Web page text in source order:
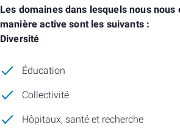
Les domaines dans lesquels nous nous
manière active sont les suivants :
Diversité
Éducation
Collectivité
Hôpitaux, santé et recherche